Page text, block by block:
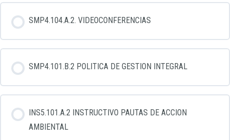
SMP4.104.A.2. VIDEOCONFERENCIAS
SMP4.101.B.2 POLITICA DE GESTION INTEGRAL
INS5.101.A.2 INSTRUCTIVO PAUTAS DE ACCION
AMBIENTAL